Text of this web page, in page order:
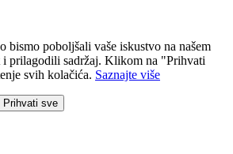
bismo poboljšali vaše iskustvo na našem
i prilagodili sadržaj. Klikom na "Prihvati
svih kolačića. Saznajte više
Prihvati sve